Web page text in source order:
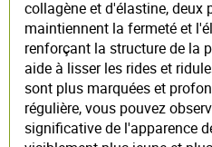
collagène et d'élastine, deux
maintiennent la fermeté et
renforçant la structure de la
aide à lisser les rides et
sont plus marquées et
régulière, vous pouvez
significative de l'apparence